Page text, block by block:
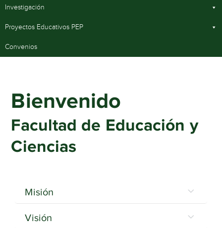
Investigación
Proyectos Educativos PEP
Convenios
Bienvenido
Facultad de Educación y
Ciencias
Misión
Visión